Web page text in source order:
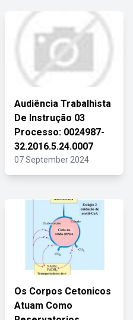
Audiência Trabalhista
De Instrução 03
Processo: 0024987-
32.2016.5.24.0007
07 September 2024
Os Corpos Cetonicos
Atuam Como